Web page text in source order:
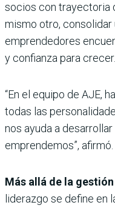
socios con trayectoria
mismo otro,
emprendedores
y confianza para crecer.
“En el equipo de AJE,
todas las
nos ayuda a
emprendemos”, afirmó.
Más allá de la
liderazgo se define en